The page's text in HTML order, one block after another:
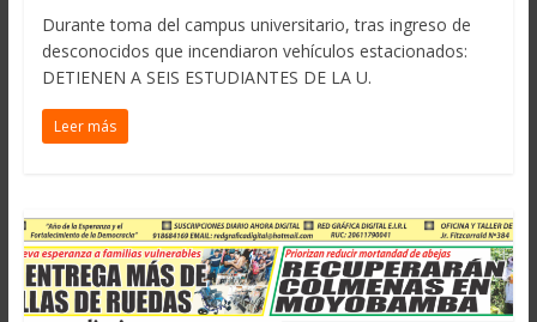
Durante toma del campus universitario, tras ingreso de
desconocidos que incendiaron vehículos estacionados:
DETIENEN A SEIS ESTUDIANTES DE LA U.
Leer más